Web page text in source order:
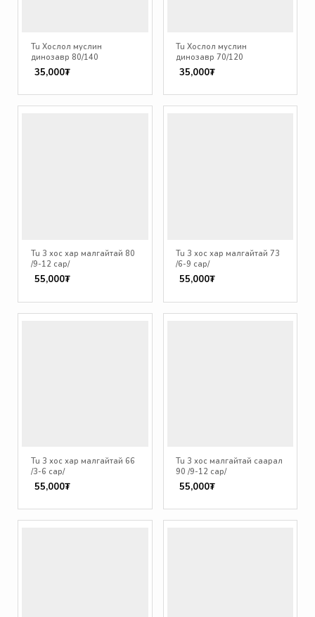
Tu Хослол муслин
динозавр 80/140
35,000₮
Tu Хослол муслин
динозавр 70/120
35,000₮
Tu 3 хос хар малгайтай 80
/9-12 сар/
55,000₮
Tu 3 хос хар малгайтай 73
/6-9 сар/
55,000₮
Tu 3 хос хар малгайтай 66
/3-6 сар/
55,000₮
Tu 3 хос малгайтай саарал
90 /9-12 сар/
55,000₮